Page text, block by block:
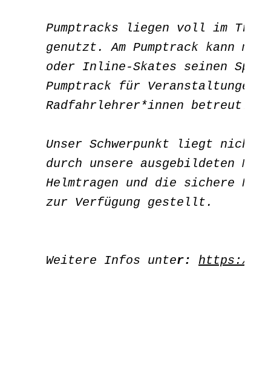
Pumptracks liegen voll im
genutzt. Am Pumptrack kann
oder Inline-Skates seinen
Pumptrack für
Radfahrlehrer*innen betreut.
Unser Schwerpunkt liegt nicht
durch unsere ausgebildeten
Helmtragen und die sichere
zur Verfügung gestellt.
Weitere Infos unter: https://